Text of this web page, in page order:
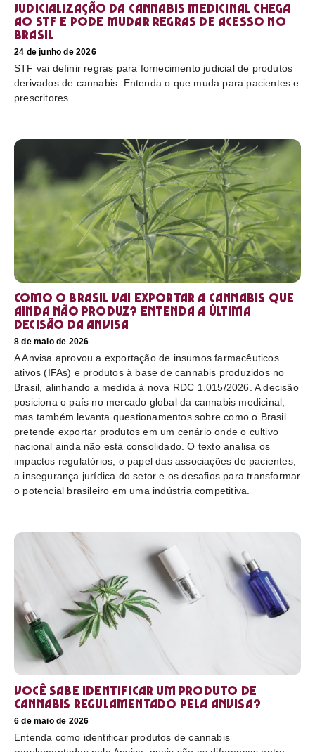
Judicialização da cannabis medicinal chega
ao STF e pode mudar regras de acesso no
Brasil
24 de junho de 2026
STF vai definir regras para fornecimento judicial de produtos
derivados de cannabis. Entenda o que muda para pacientes e
prescritores.
Como o Brasil vai exportar a cannabis que
ainda não produz? Entenda a última
decisão da Anvisa
8 de maio de 2026
A Anvisa aprovou a exportação de insumos farmacêuticos
ativos (IFAs) e produtos à base de cannabis produzidos no
Brasil, alinhando a medida à nova RDC 1.015/2026. A decisão
posiciona o país no mercado global da cannabis medicinal,
mas também levanta questionamentos sobre como o Brasil
pretende exportar produtos em um cenário onde o cultivo
nacional ainda não está consolidado. O texto analisa os
impactos regulatórios, o papel das associações de pacientes,
a insegurança jurídica do setor e os desafios para transformar
o potencial brasileiro em uma indústria competitiva.
Você sabe identificar um produto de
cannabis regulamentado pela Anvisa?
6 de maio de 2026
Entenda como identificar produtos de cannabis